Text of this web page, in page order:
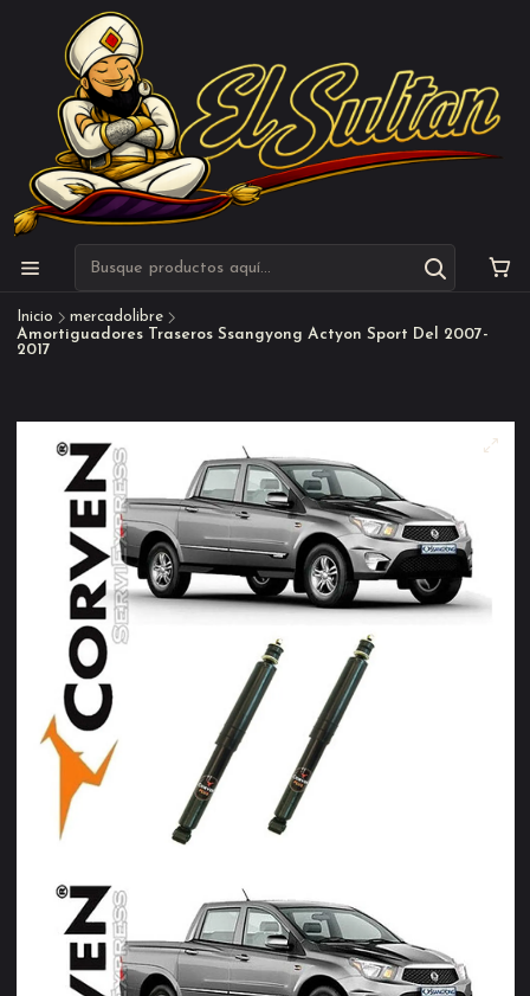
Inicio
mercadolibre
Amortiguadores Traseros Ssangyong Actyon Sport Del 2007-
2017